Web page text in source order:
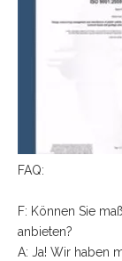
FAQ:
F: Können Sie
anbieten?
A: Ja! Wir haben